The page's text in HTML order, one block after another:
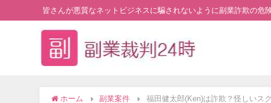
皆さんが悪質なネットビジネスに騙されないように副業詐欺の危
ホーム 副業案件 福田健太郎(Ken)は詐欺？怪しいス